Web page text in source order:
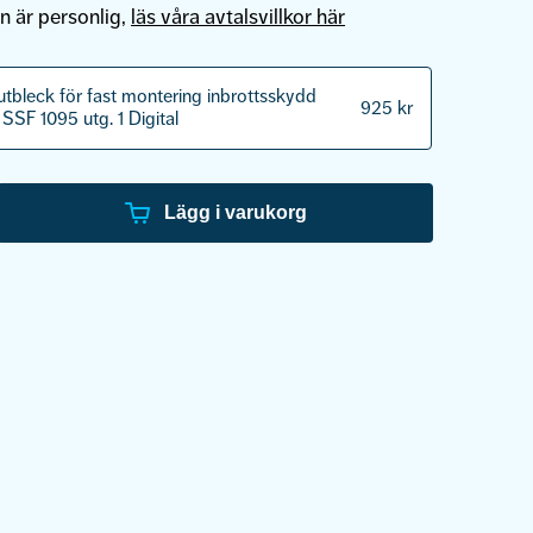
är personlig, läs våra avtalsvillkor här
för fast montering inbrottsskydd
1095 utg. 1 Digital
925 kr
Lägg i varukorg